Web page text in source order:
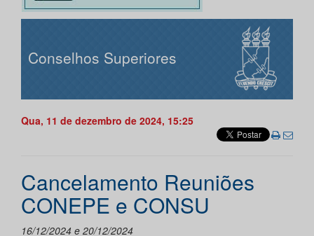
Conselhos Superiores
Qua, 11 de dezembro de 2024, 15:25
Cancelamento Reuniões
CONEPE e CONSU
16/12/2024 e 20/12/2024